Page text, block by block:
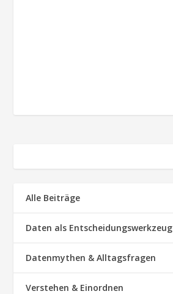
Alle Beiträge
Daten als Entscheidungswerkzeug
Datenmythen & Alltagsfragen
Verstehen & Einordnen